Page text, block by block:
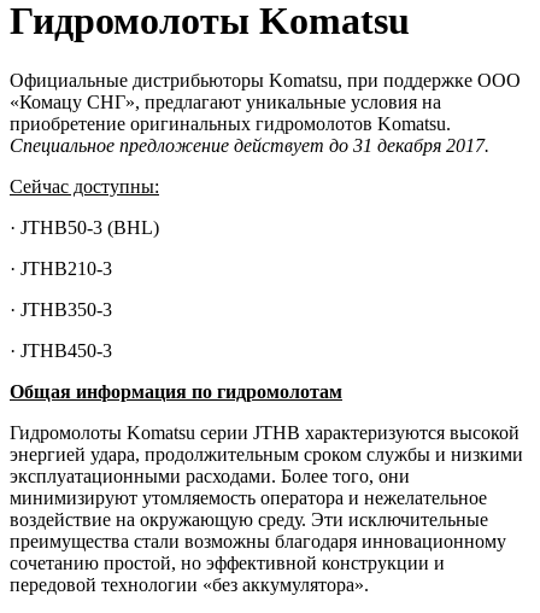
Гидромолоты Komatsu
Официальные дистрибьюторы Komatsu, при поддержке ООО
«Комацу СНГ», предлагают уникальные условия на
приобретение оригинальных гидромолотов Komatsu.
Специальное предложение действует до 31 декабря 2017.
Сейчас доступны:
· JTHB50-3 (BHL)
· JTHB210-3
· JTHB350-3
· JTHB450-3
Общая информация по гидромолотам
Гидромолоты Komatsu серии JTHB характеризуются высокой
энергией удара, продолжительным сроком службы и низкими
эксплуатационными расходами. Более того, они
минимизируют утомляемость оператора и нежелательное
воздействие на окружающую среду. Эти исключительные
преимущества стали возможны благодаря инновационному
сочетанию простой, но эффективной конструкции и
передовой технологии «без аккумулятора».